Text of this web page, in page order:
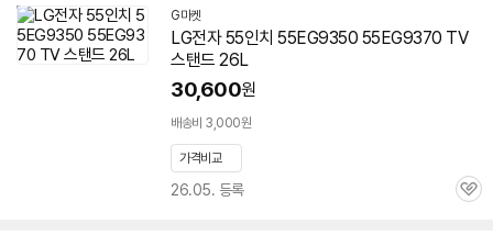
G마켓
LG전자 55인치 55EG9350 55EG9370 TV
스탠드 26L
30,600원
배송비 3,000원
가격비교
26.05. 등록
관